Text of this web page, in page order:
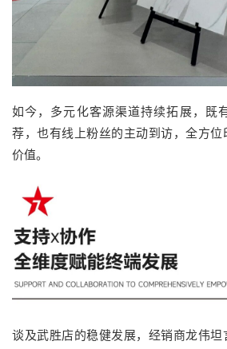
如今，多元化客源渠道持续拓展，既
荐，也有线上粉丝的主动到访，全方位
价值。
谈及武胜店的稳健发展，经销商龙伟